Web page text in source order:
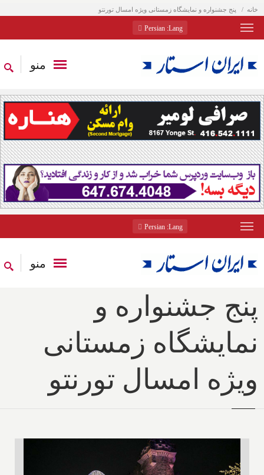
خانه پنج جشنواره و نمایشگاه زمستانی ویژه امسال تورنتو
Lang
: Persian
منو
Lang
: Persian
منو
پنج جشنواره و
نمایشگاه زمستانی
ویژه امسال تورنتو